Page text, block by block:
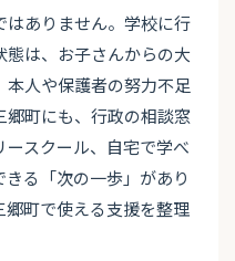
ありません。学校に行
態は、お子さんからの大
人や保護者の努力不足
郷町にも、行政の相談窓
スクール、自宅で学べ
る「次の一歩」があり
郷町で使える支援を整理